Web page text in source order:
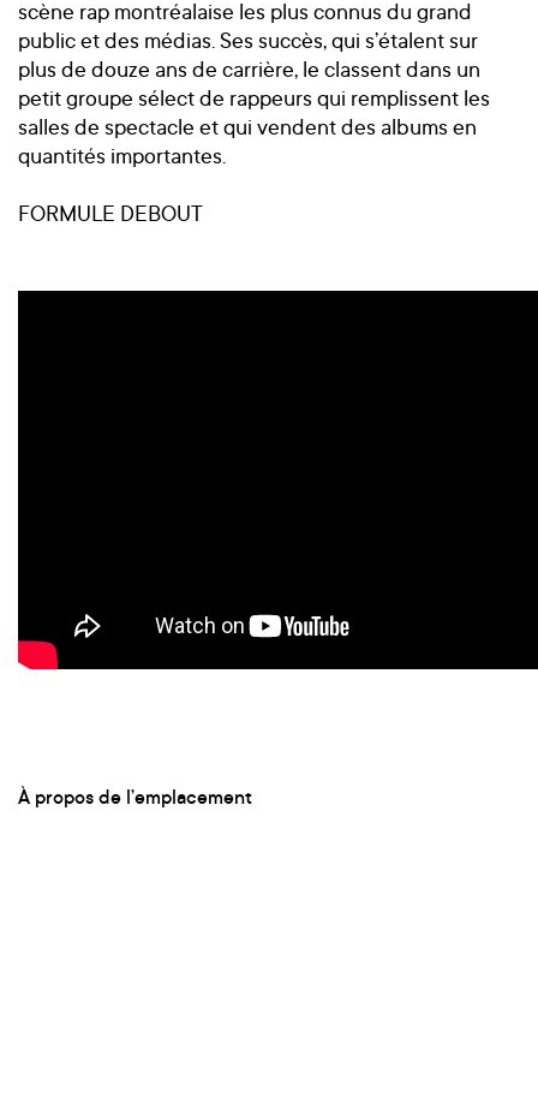
scène rap montréalaise les plus connus du grand
public et des médias. Ses succès, qui s’étalent sur
plus de douze ans de carrière, le classent dans un
petit groupe sélect de rappeurs qui remplissent les
salles de spectacle et qui vendent des albums en
quantités importantes.
FORMULE DEBOUT
À propos de l’emplacement